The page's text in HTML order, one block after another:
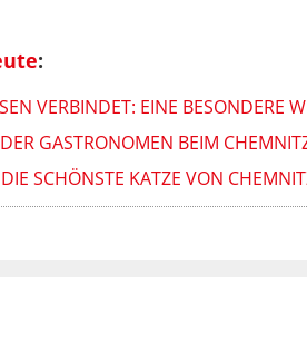
:
VERBINDET: EINE BESONDERE
GASTRONOMEN BEIM
SCHÖNSTE KATZE VON